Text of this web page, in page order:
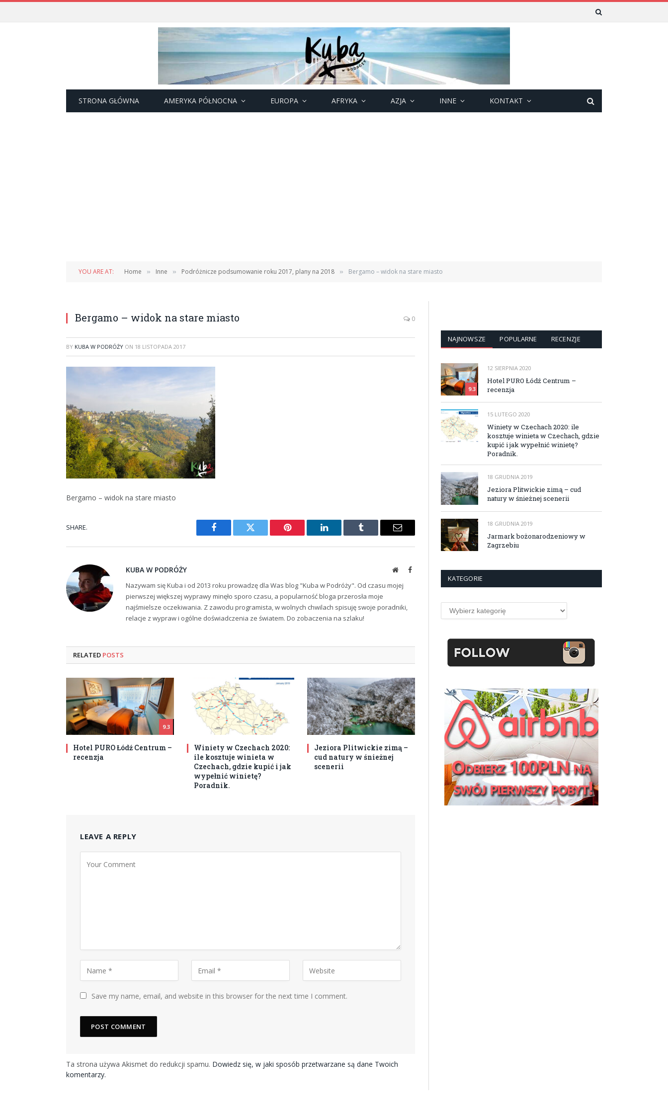
STRONA GŁÓWNA AMERYKA PÓŁNOCNA EUROPA AFRYKA AZJA INNE KONTAKT
YOU ARE AT: Home » Inne » Podróżnicze podsumowanie roku 2017, plany na 2018 » Bergamo – widok na stare miasto
Bergamo – widok na stare miasto 0
BY KUBA W PODRÓŻY ON 18 LISTOPADA 2017
Bergamo – widok na stare miasto
SHARE.
Facebook Twitter Pinterest LinkedIn Tumblr Email
KUBA W PODRÓŻY WebsiteFacebook
Nazywam się Kuba i od 2013 roku prowadzę dla Was blog "Kuba w Podróży". Od czasu mojej
pierwszej większej wyprawy minęło sporo czasu, a popularność bloga przerosła moje
najśmielsze oczekiwania. Z zawodu programista, w wolnych chwilach spisuję swoje poradniki,
relacje z wypraw i ogólne doświadczenia ze światem. Do zobaczenia na szlaku!
RELATED POSTS
9.3
Hotel PURO Łódź Centrum –
recenzja
Winiety w Czechach 2020:
ile kosztuje winieta w
Czechach, gdzie kupić i jak
wypełnić winietę?
Poradnik.
Jeziora Plitwickie zimą –
cud natury w śnieżnej
scenerii
LEAVE A REPLY
Save my name, email, and website in this browser for the next time I comment.
Ta strona używa Akismet do redukcji spamu. Dowiedz się, w jaki sposób przetwarzane są dane Twoich
komentarzy.
NAJNOWSZE POPULARNE RECENZJE
9.3
12 SIERPNIA 2020
Hotel PURO Łódź Centrum –
recenzja
15 LUTEGO 2020
Winiety w Czechach 2020: ile
kosztuje winieta w Czechach, gdzie
kupić i jak wypełnić winietę?
Poradnik.
18 GRUDNIA 2019
Jeziora Plitwickie zimą – cud
natury w śnieżnej scenerii
18 GRUDNIA 2019
Jarmark bożonarodzeniowy w
Zagrzebiu
KATEGORIE
Kategorie